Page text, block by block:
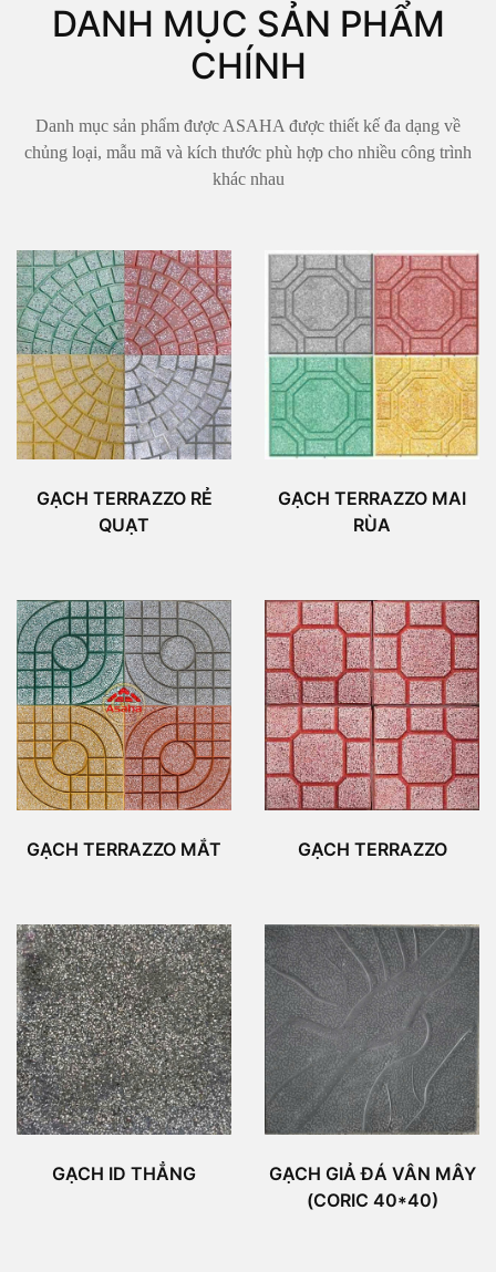
DANH MỤC SẢN PHẨM
CHÍNH
Danh mục sản phẩm được ASAHA được thiết kế đa dạng về
chủng loại, mẫu mã và kích thước phù hợp cho nhiều công trình
khác nhau
GẠCH TERRAZZO RẺ
QUẠT
GẠCH TERRAZZO MAI
RÙA
GẠCH TERRAZZO MẮT GẠCH TERRAZZO
GẠCH ID THẲNG
GẠCH GIẢ ĐÁ VÂN MÂY
(CORIC 40*40)